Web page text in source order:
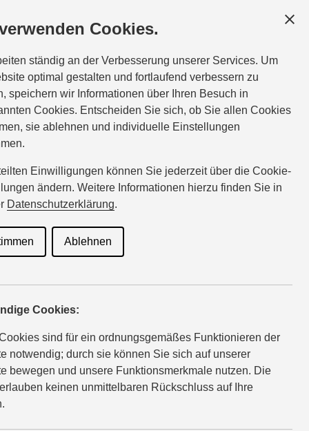
Cookies.
ständig an der Verbesserung unserer Services. Um
optimal gestalten und fortlaufend verbessern zu
speichern wir Informationen über Ihren Besuch in
Cookies. Entscheiden Sie sich, ob Sie allen Cookies
sie ablehnen und individuelle Einstellungen
Einwilligungen können Sie jederzeit über die Cookie-
ändern. Weitere Informationen hierzu finden Sie in
Datenschutzerklärung.
Ablehnen
Cookies:
sind für ein ordnungsgemäßes Funktionieren der
notwendig; durch sie können Sie sich auf unserer
bewegen und unsere Funktionsmerkmale nutzen. Die
keinen unmittelbaren Rückschluss auf Ihre
zimmermann@suzuki-handel.de
nutzen Sie am